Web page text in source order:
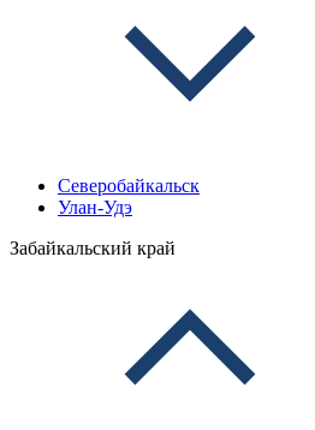
Северобайкальск
Улан-Удэ
Забайкальский край